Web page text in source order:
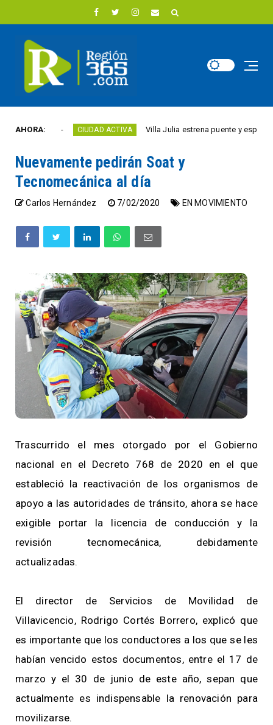
AHORA:
año CIUDAD ACTIVA Villa Julia estrena puente y espacios
Nuevamente pedirán Soat y
Tecnomecánica al día
Carlos Hernández 7/02/2020 EN MOVIMIENTO
Trascurrido el mes otorgado por el Gobierno
nacional en el Decreto 768 de 2020 en el que
estableció la reactivación de los organismos de
apoyo a las autoridades de tránsito, ahora se hace
exigible portar la licencia de conducción y la
revisión tecnomecánica, debidamente
actualizadas.
El director de Servicios de Movilidad de
Villavicencio, Rodrigo Cortés Borrero, explicó que
es importante que los conductores a los que se les
habían vencido estos documentos, entre el 17 de
marzo y el 30 de junio de este año, sepan que
actualmente es indispensable la renovación para
movilizarse.